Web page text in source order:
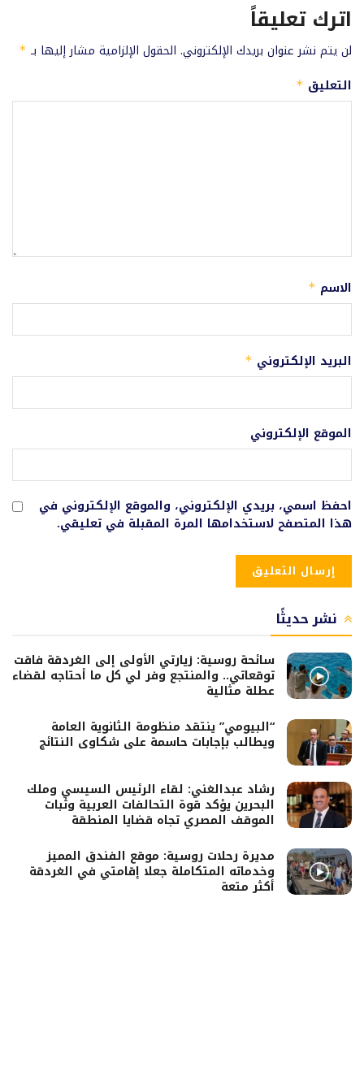
اترك تعليقاً
لن يتم نشر عنوان بريدك الإلكتروني. الحقول الإلزامية مشار إليها بـ *
التعليق *
الاسم *
البريد الإلكتروني *
الموقع الإلكتروني
احفظ اسمي، بريدي الإلكتروني، والموقع الإلكتروني في
هذا المتصفح لاستخدامها المرة المقبلة في تعليقي.
نشر حديثًا
سائحة روسية: زيارتي الأولى إلى الغردقة فاقت
توقعاتي.. والمنتجع وفر لي كل ما أحتاجه لقضاء
عطلة مثالية
“البيومي” ينتقد منظومة الثانوية العامة
ويطالب بإجابات حاسمة على شكاوى النتائج
رشاد عبدالغني: لقاء الرئيس السيسي وملك
البحرين يؤكد قوة التحالفات العربية وثبات
الموقف المصري تجاه قضايا المنطقة
مديرة رحلات روسية: موقع الفندق المميز
وخدماته المتكاملة جعلا إقامتي في الغردقة
أكثر متعة